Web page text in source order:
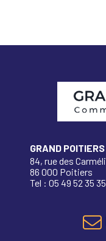
GRAND POITIERS
84, rue des
86 000 Poitiers
Tel : 05 49 52 35 35